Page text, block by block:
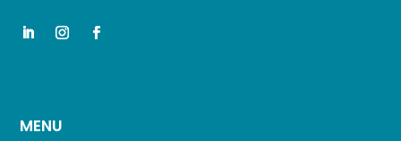
MENU